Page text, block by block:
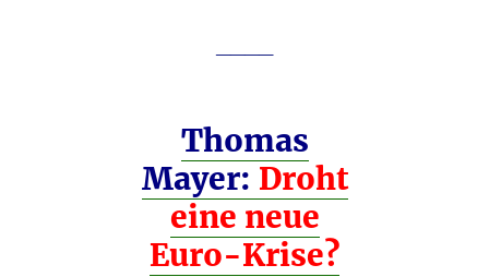
Thomas
Mayer: Droht
eine neue
Euro-Krise?